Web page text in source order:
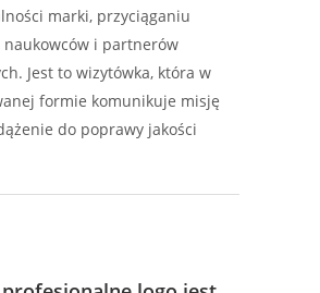
marki, przyciąganiu
naukowców i partnerów
Jest to wizytówka, która w
formie komunikuje misję
do poprawy jakości